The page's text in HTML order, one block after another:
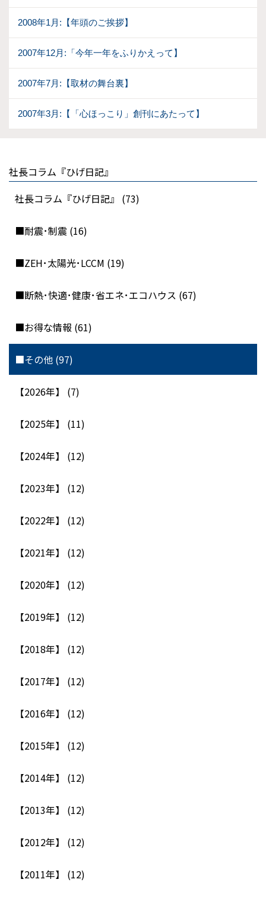
2008年1月:【年頭のご挨拶】
2007年12月:「今年一年をふりかえって】
2007年7月:【取材の舞台裏】
2007年3月:【「心ほっこり」創刊にあたって】
社長コラム『ひげ日記』
社長コラム『ひげ日記』 (73)
■耐震･制震 (16)
■ZEH･太陽光･LCCM (19)
■断熱･快適･健康･省エネ･エコハウス (67)
■お得な情報 (61)
■その他 (97)
【2026年】 (7)
【2025年】 (11)
【2024年】 (12)
【2023年】 (12)
【2022年】 (12)
【2021年】 (12)
【2020年】 (12)
【2019年】 (12)
【2018年】 (12)
【2017年】 (12)
【2016年】 (12)
【2015年】 (12)
【2014年】 (12)
【2013年】 (12)
【2012年】 (12)
【2011年】 (12)